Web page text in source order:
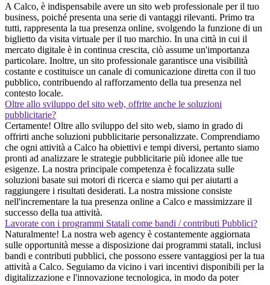
A Calco, è indispensabile avere un sito web professionale per il tuo
business, poiché presenta una serie di vantaggi rilevanti. Primo tra
tutti, rappresenta la tua presenza online, svolgendo la funzione di un
biglietto da visita virtuale per il tuo marchio. In una città in cui il
mercato digitale è in continua crescita, ciò assume un'importanza
particolare. Inoltre, un sito professionale garantisce una visibilità
costante e costituisce un canale di comunicazione diretta con il tuo
pubblico, contribuendo al rafforzamento della tua presenza nel
contesto locale.
Oltre allo sviluppo del sito web, offrite anche le soluzioni
pubblicitarie?
Certamente! Oltre allo sviluppo del sito web, siamo in grado di
offrirti anche soluzioni pubblicitarie personalizzate. Comprendiamo
che ogni attività a Calco ha obiettivi e tempi diversi, pertanto siamo
pronti ad analizzare le strategie pubblicitarie più idonee alle tue
esigenze. La nostra principale competenza è focalizzata sulle
soluzioni basate sui motori di ricerca e siamo qui per aiutarti a
raggiungere i risultati desiderati. La nostra missione consiste
nell'incrementare la tua presenza online a Calco e massimizzare il
successo della tua attività.
Lavorate con i programmi Statali come bandi / contributi Pubblici?
Naturalmente! La nostra web agency è costantemente aggiornata
sulle opportunità messe a disposizione dai programmi statali, inclusi
bandi e contributi pubblici, che possono essere vantaggiosi per la tua
attività a Calco. Seguiamo da vicino i vari incentivi disponibili per la
digitalizzazione e l'innovazione tecnologica, in modo da poter